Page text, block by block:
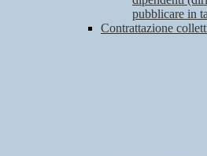
pubblicare in
Contrattazione